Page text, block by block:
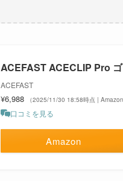
ACEFAST ACECLIP Pro
ACEFAST
¥6,988 （2025/11/30 18:58時点 | Amazon
口コミを見る
Amazon